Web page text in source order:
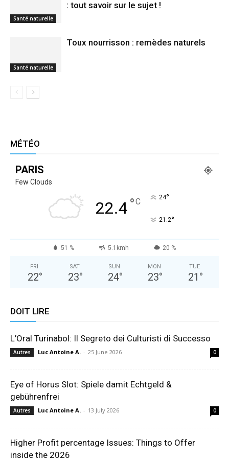
Santé naturelle
: tout savoir sur le sujet !
Santé naturelle
Toux nourrisson : remèdes naturels
MÉTÉO
PARIS
Few Clouds
22.4°C 24°
21.2°
51 % 5.1kmh 20 %
FRI
22°
SAT
23°
SUN
24°
MON
23°
TUE
21 °
DOIT LIRE
L’Oral Turinabol: Il Segreto dei Culturisti di Successo
Autres Luc Antoine A. - 25 June 2026 0
Eye of Horus Slot: Spiele damit Echtgeld &
gebührenfrei
Autres Luc Antoine A. - 13 July 2026 0
Higher Profit percentage Issues: Things to Offer
inside the 2026